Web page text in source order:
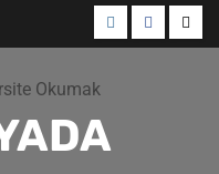
MenüMenü